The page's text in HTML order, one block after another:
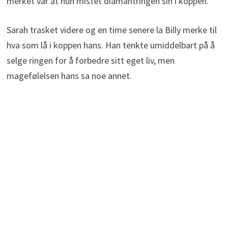
Sarah trasket videre og en time senere la Billy merke til
hva som lå i koppen hans. Han tenkte umiddelbart på å
selge ringen for å forbedre sitt eget liv, men
magefølelsen hans sa noe annet.